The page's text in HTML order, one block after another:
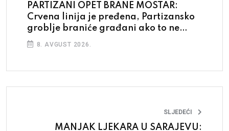
PARTIZANI OPET BRANE MOSTAR:
Crvena linija je pređena, Partizansko
groblje braniće građani ako to ne
budu raduile institucije
8. AVGUST 2026.
SLJEDEĆI
MANJAK LJEKARA U SARAJEVU: